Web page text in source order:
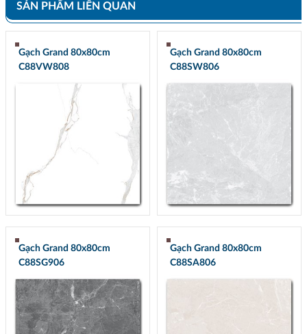
SẢN PHẨM LIÊN QUAN
Gạch Grand 80x80cm
C88VW808
Gạch Grand 80x80cm
C88SW806
Gạch Grand 80x80cm
C88SG906
Gạch Grand 80x80cm
C88SA806